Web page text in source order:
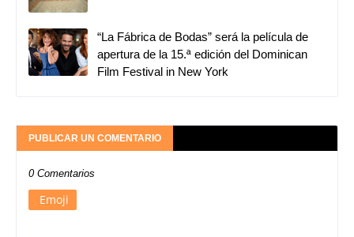
“La Fábrica de Bodas” será la película de
apertura de la 15.ª edición del Dominican
Film Festival in New York
PUBLICAR UN COMENTARIO
0 Comentarios
Emoji